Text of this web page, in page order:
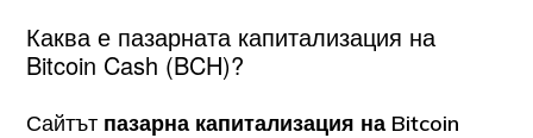
Каква е пазарната капитализация на
Bitcoin Cash (BCH)?
Сайтът пазарна капитализация на Bitcoin